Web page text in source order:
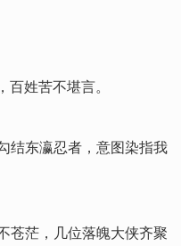
姓苦不堪言。
结东瀛忍者，意图染指我
苍茫，几位落魄大侠齐聚